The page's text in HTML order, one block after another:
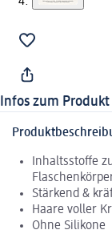
Infos zum Produkt
Inhaltsstoffe
Stärkend &
Haare voller
Ohne Silikone